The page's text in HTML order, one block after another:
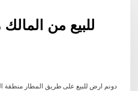
للبيع من